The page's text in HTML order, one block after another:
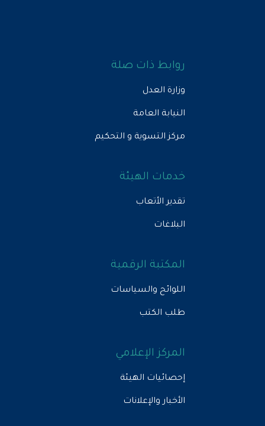
روابط ذات صلة
وزارة العدل
النيابة العامة
مركز التسوية و التحكيم
خدمات الهيئة
تقدير الأتعاب
البلاغات
المكتبة الرقمية
اللوائح والسياسات
طلب الكتب
المركز الإعلامي
إحصائيات الهيئة
الأخبار والإعلانات